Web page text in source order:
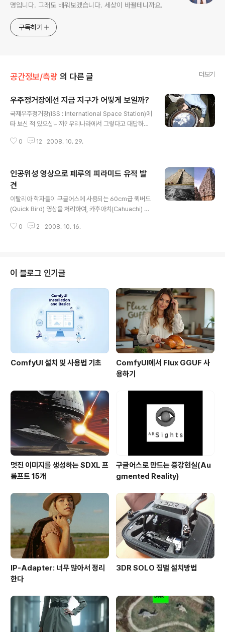
명입니다. 그래도 배워보겠습니다. 세상이 바뀔테니까요.
구독하기
공간정보/측량 의 다른 글 더보기
우주정거장에선 지금 지구가 어떻게 보일까?
국제우주정거장(ISS : International Space Station)에
타 보신 적 있으십니까? 우리나라에서 그렇다고 대답하실
없어 죽을 때까지 우주로 나가본다는 건 꿈도 꾸지 못할 것
로 ISS Now라는 사이트 덕분입니다. 이 사이트에 접속하
면 대략 아래와 같은 화면을 보실 수 있습니다. 오른쪽 윗부
분이 현재 우주정거장에서 직하방향으로 내려다 본 모습이
고, 오른쪽 아랫부분은 현재의 우주정거장 위치입니다. 오
른쪽 윗부분을 보시면 "View current ISS Path"와 "De
mo Path(always starts over..
0 12 2008. 10. 29.
인공위성 영상으로 페루의 피라미드 유적 발
견
이탈리아 학자들이 구글어스에 사용되는 60cm급 퀵버드
(Quick Bird) 영상을 처리하여, 카후아치(Cahuachi) 사
Discovery Channel) 카후아치(Cahuachi)는 남미 페
zca)문명의 유적이 많이 발견되는 곳이라고 합니다. 또한,
이 일대는 원숭이, 벌새, 고래, 기타 여러가지 기하학적 문
양이 그려져 있는 나즈카 유적으로도 유명한 곳입니다. (자
세한 내용은 아래를 보세요) 이번에 발견된 피라미드는 한
변의 크기가 100미터 정도에 달한다고 합니다. ..
0 2 2008. 10. 16.
이 블로그 인기글
ComfyUI 설치 및 사용법 기초
ComfyUI에서 Flux GGUF 사
용하기
멋진 이미지를 생성하는 SDXL 프
롬프트 15개
구글어스로 만드는 증강현실(Au
gmented Reality)
IP-Adapter: 너무 많아서 정리
한다
3DR SOLO 짐벌 설치방법